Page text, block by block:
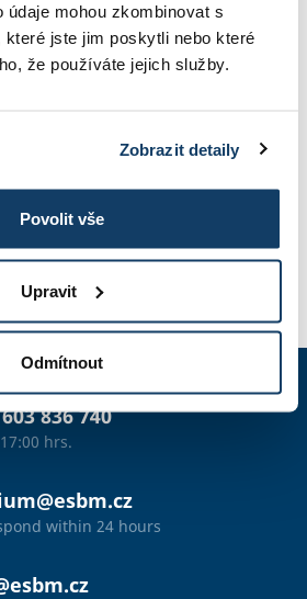
údaje mohou zkombinovat s
jste jim poskytli nebo které
že používáte jejich služby.
Zobrazit detaily
Povolit vše
Upravit
Odmítnout
836 740
hrs.
within 24 hours